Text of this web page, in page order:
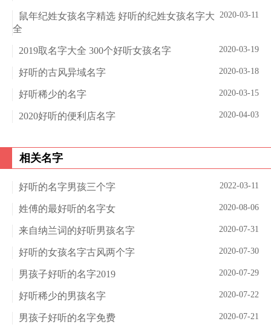
2020-03-11
鼠年纪姓女孩名字精选 好听的纪姓女孩名字大
全
2020-03-19
2019取名字大全 300个好听女孩名字
2020-03-18
好听的古风异域名字
2020-03-15
好听稀少的名字
2020-04-03
2020好听的便利店名字
相关名字
2022-03-11
好听的名字男孩三个字
2020-08-06
姓傅的最好听的名字女
2020-07-31
来自纳兰词的好听男孩名字
2020-07-30
好听的女孩名字古风两个字
2020-07-29
男孩子好听的名字2019
2020-07-22
好听稀少的男孩名字
2020-07-21
男孩子好听的名字免费